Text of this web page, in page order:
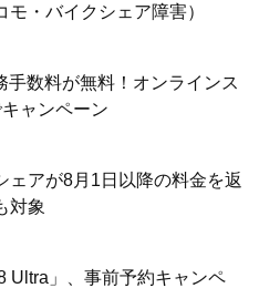
モ・バイクシェア障害）
手数料が無料！オンラインス
ャンペーン
ェアが8月1日以降の料金を返
対象
Ultra」、事前予約キャンペ